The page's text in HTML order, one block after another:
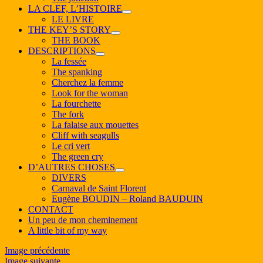
LA CLEF, L’HISTOIRE
ouvrir
LE LIVRE
THE KEY’S STORY
ouvrir
THE BOOK
DESCRIPTIONS
ouvrir
sous-
menu
La fessée
The spanking
Cherchez la femme
Look for the woman
La fourchette
The fork
La falaise aux mouettes
Cliff with seagulls
Le cri vert
The green cry
D’AUTRES CHOSES
ouvrir
le
sous-
menu
DIVERS
Carnaval de Saint Florent
Eugène BOUDIN – Roland BAUDUIN
CONTACT
Un peu de mon cheminement
A little bit of my way
Image précédente
Image suivante